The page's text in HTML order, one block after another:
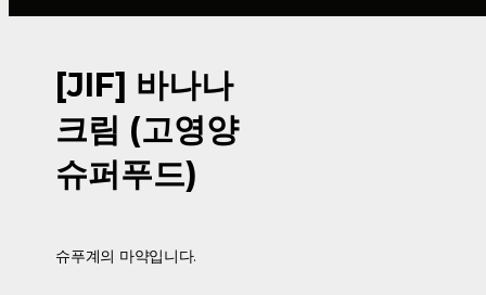
[JIF] 바나나
크림 (고영양
슈퍼푸드)
슈푸계의 마약입니다.